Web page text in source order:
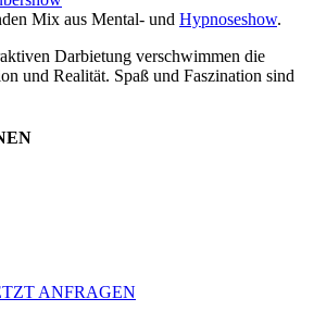
Mix aus Mental- und Hypnoseshow.
Darbietung verschwimmen die
und Realität. Spaß und Faszination sind
ANFRAGEN